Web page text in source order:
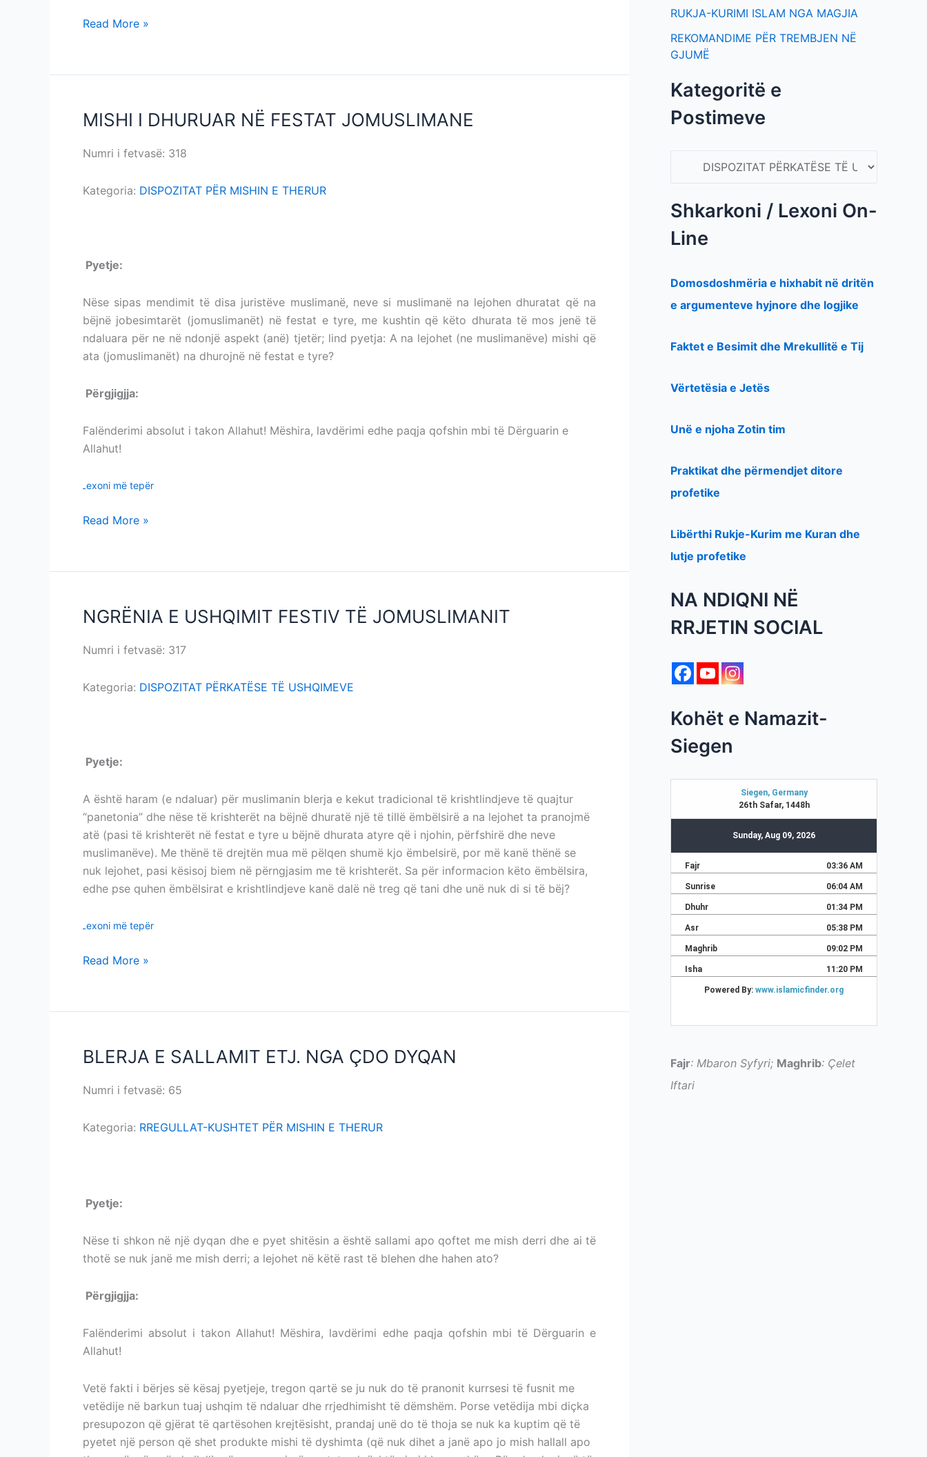
Read More »
MISHI I DHURUAR NË FESTAT JOMUSLIMANE
Numri i fetvasë: 318
Kategoria: DISPOZITAT PËR MISHIN E THERUR
Pyetje:
Nëse sipas mendimit të disa juristëve muslimanë, neve si muslimanë na lejohen dhuratat që na
bëjnë jobesimtarët (jomuslimanët) në festat e tyre, me kushtin që këto dhurata të mos jenë të
ndaluara për ne në ndonjë aspekt (anë) tjetër; lind pyetja: A na lejohet (ne muslimanëve) mishi që
ata (jomuslimanët) na dhurojnë në festat e tyre?
Përgjigjja:
Falënderimi absolut i takon Allahut! Mëshira, lavdërimi edhe paqja qofshin mbi të Dërguarin e
Allahut!
Lexoni më tepër
MISHI
DHURUAR
FESTAT
Read More »
NGRËNIA E USHQIMIT FESTIV TË JOMUSLIMANIT
Numri i fetvasë: 317
Kategoria: DISPOZITAT PËRKATËSE TË USHQIMEVE
Pyetje:
A është haram (e ndaluar) për muslimanin blerja e kekut tradicional të krishtlindjeve të quajtur
“panetonia” dhe nëse të krishterët na bëjnë dhuratë një të tillë ëmbëlsirë a na lejohet ta pranojmë
atë (pasi të krishterët në festat e tyre u bëjnë dhurata atyre që i njohin, përfshirë dhe neve
muslimanëve). Me thënë të drejtën mua më pëlqen shumë kjo ëmbelsirë, por më kanë thënë se
nuk lejohet, pasi kësisoj biem në përngjasim me të krishterët. Sa për informacion këto ëmbëlsira,
edhe pse quhen ëmbëlsirat e krishtlindjeve kanë dalë në treg që tani dhe unë nuk di si të bëj?
Lexoni më tepër
NGRËNIA
USHQIMIT
TË
Read More »
BLERJA E SALLAMIT ETJ. NGA ÇDO DYQAN
Numri i fetvasë: 65
Kategoria: RREGULLAT-KUSHTET PËR MISHIN E THERUR
Pyetje:
Nëse ti shkon në një dyqan dhe e pyet shitësin a është sallami apo qoftet me mish derri dhe ai të
thotë se nuk janë me mish derri; a lejohet në këtë rast të blehen dhe hahen ato?
Përgjigjja:
Falënderimi absolut i takon Allahut! Mëshira, lavdërimi edhe paqja qofshin mbi të Dërguarin e
Allahut!
Vetë fakti i bërjes së kësaj pyetjeje, tregon qartë se ju nuk do të pranonit kurrsesi të fusnit me
vetëdije në barkun tuaj ushqim të ndaluar dhe rrjedhimisht të dëmshëm. Porse vetëdija mbi diçka
presupozon që gjërat të qartësohen krejtësisht, prandaj unë do të thoja se nuk ka kuptim që të
pyetet një person që shet produkte mishi të dyshimta (që nuk dihet a janë apo jo mish hallall apo
BLERJA
SALLAMIT
NGA
RUKJA-KURIMI ISLAM NGA MAGJIA
REKOMANDIME PËR TREMBJEN NË
GJUMË
Kategoritë e
Postimeve
Shkarkoni / Lexoni On-
Line
Domosdoshmëria e hixhabit në dritën
e argumenteve hyjnore dhe logjike
Faktet e Besimit dhe Mrekullitë e Tij
Vërtetësia e Jetës
Unë e njoha Zotin tim
Praktikat dhe përmendjet ditore
profetike
Libërthi Rukje-Kurim me Kuran dhe
lutje profetike
NA NDIQNI NË
RRJETIN SOCIAL
Kohët e Namazit-
Siegen
Fajr: Mbaron Syfyri; Maghrib: Çelet
Iftari